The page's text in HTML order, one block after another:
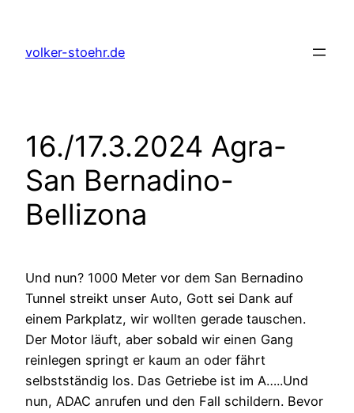
springen
volker-stoehr.de
16./17.3.2024 Agra-
San Bernadino-
Bellizona
Und nun? 1000 Meter vor dem San Bernadino
Tunnel streikt unser Auto, Gott sei Dank auf
einem Parkplatz, wir wollten gerade tauschen.
Der Motor läuft, aber sobald wir einen Gang
reinlegen springt er kaum an oder fährt
selbstständig los. Das Getriebe ist im A…..Und
nun, ADAC anrufen und den Fall schildern. Bevor